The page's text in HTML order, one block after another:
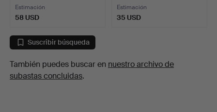
Estimación
58 USD
Estimación
35 USD
Suscribir búsqueda
También puedes buscar en nuestro archivo de
subastas concluidas.